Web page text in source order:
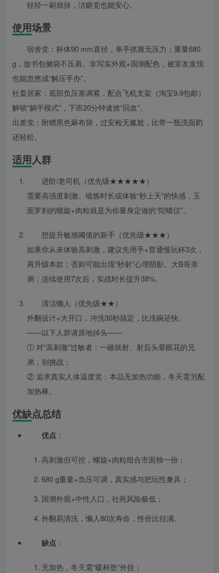
轻轻一刷就掉，洁癖党也能安心。
使用场景
宿舍党：杯体90 mm直径，单手抓握无压力；重量680
g，放书包侧袋不压肩。非写实外观+国潮配色，被室友发现
也能忽悠成“解压手办”。
社畜居家：底部负压塞调紧，配合飞机支架（淘宝9.9包邮）
解锁“躺平模式”，下班20分钟速效“回血”。
出差党：附赠黑色麻布袋，过安检无尴尬，比带一瓶洗面奶
还轻松。
适用人群
进阶/老司机（优先级★★★★★）
需要高强度刺激、锻炼时长或体验“秒上天”的快感，玉
面罗刹的螺旋+肉粒就是为你量身定做的“陀螺仪”。
想提升敏感阈值的新手（优先级★★★）
如果你从未体验高刺激，建议先用手+普通慢玩杯3次，
再升级本款；否则可能出现“秒射”心理阴影。大B哥亲
测：连续使用7次后，实战时长提升38%。
清洁懒人（优先级★★）
外翻设计+大开口，冲洗30秒搞定，比洗碗还快。
——以下人群请原地掉头——
① 对“高刺激”过敏者：一碰就射、射后头晕眼花的兄
弟，别挑战；
② 追求真实人体温度党：本品无加热功能，冬天需另配
加热棒。
优缺点总结
优点 ：
高刺激但可控，螺旋+肉粒组合市面独一份；
680 g重量+负压可调，真实感与把玩性兼具；
国潮外观+中性入口，社死风险极低；
外翻易清洗，懒人80次寿命，性价比拉满。
缺点 ：
无加热，冬天需“暖杯垫”外挂；